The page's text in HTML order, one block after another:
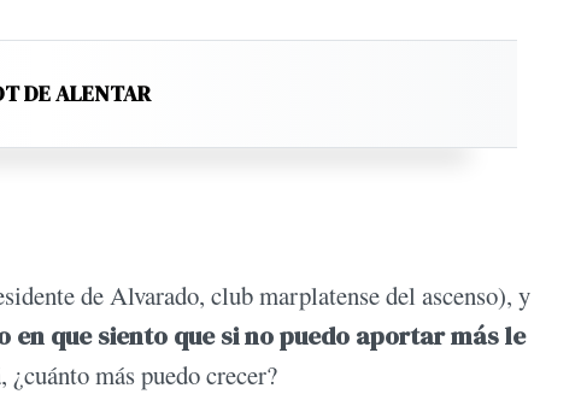
DE ALENTAR
de Alvarado, club marplatense del ascenso), y
en que siento que si no puedo aportar más le
más puedo crecer?